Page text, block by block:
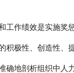
工作绩效是实施奖
积极性、创造性、
确地剖析组织中人